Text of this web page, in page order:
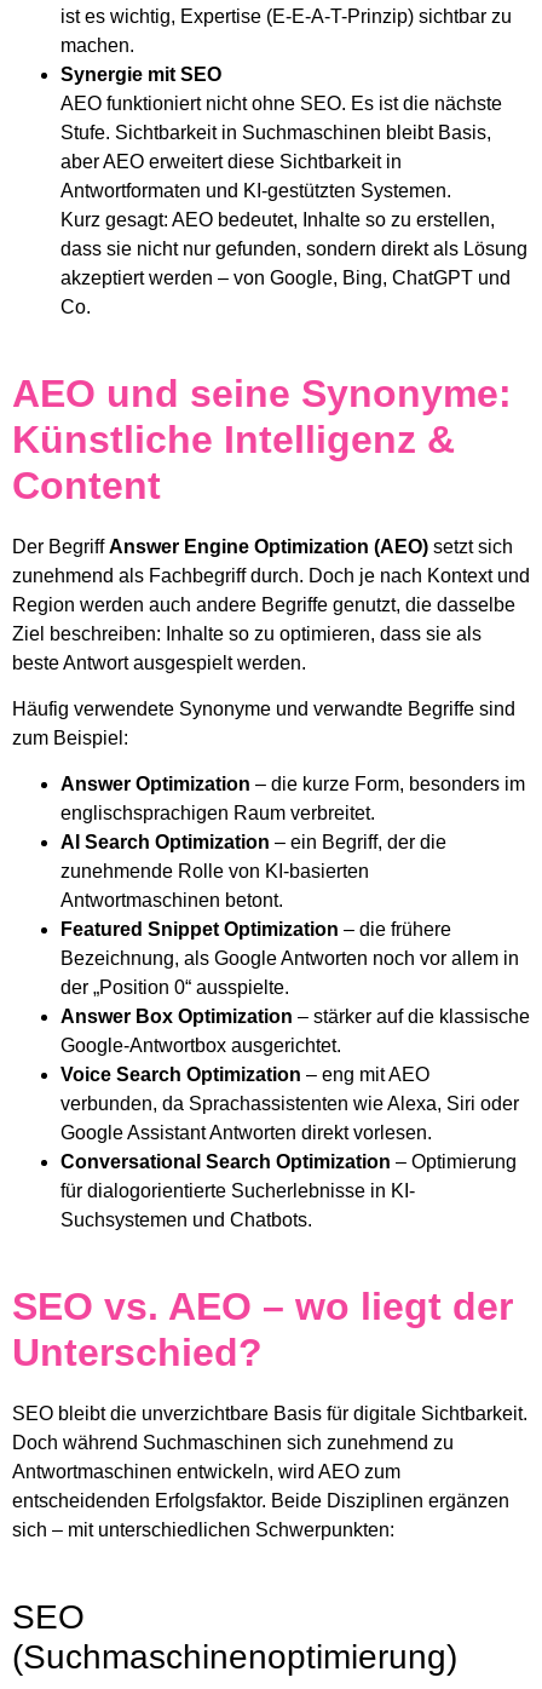
ist es wichtig, Expertise (E-E-A-T-Prinzip) sichtbar zu
machen.
Synergie mit SEO
AEO funktioniert nicht ohne SEO. Es ist die nächste
Stufe. Sichtbarkeit in Suchmaschinen bleibt Basis,
aber AEO erweitert diese Sichtbarkeit in
Antwortformaten und KI-gestützten Systemen.
Kurz gesagt: AEO bedeutet, Inhalte so zu erstellen,
dass sie nicht nur gefunden, sondern direkt als Lösung
akzeptiert werden – von Google, Bing, ChatGPT und
Co.
AEO und seine Synonyme:
Künstliche Intelligenz &
Content
Der BegriffAnswer Engine Optimization (AEO) setzt sich
zunehmend als Fachbegriff durch. Doch je nach Kontext und
Region werden auch andere Begriffe genutzt, die dasselbe
Ziel beschreiben: Inhalte so zu optimieren, dass sie als
beste Antwort ausgespielt werden.
Häufig verwendete Synonyme und verwandte Begriffe sind
zum Beispiel:
Answer Optimization – die kurze Form, besonders im
englischsprachigen Raum verbreitet.
AI Search Optimization – ein Begriff, der die
zunehmende Rolle von KI-basierten
Antwortmaschinen betont.
Featured Snippet Optimization – die frühere
Bezeichnung, als Google Antworten noch vor allem in
der „Position 0“ ausspielte.
Answer Box Optimization – stärker auf die klassische
Google-Antwortbox ausgerichtet.
Voice Search Optimization – eng mit AEO
verbunden, da Sprachassistenten wie Alexa, Siri oder
Google Assistant Antworten direkt vorlesen.
Conversational Search Optimization – Optimierung
für dialogorientierte Sucherlebnisse in KI-
Suchsystemen und Chatbots.
SEO vs. AEO – wo liegt der
Unterschied?
SEO bleibt die unverzichtbare Basis für digitale Sichtbarkeit.
Doch während Suchmaschinen sich zunehmend zu
Antwortmaschinen entwickeln, wird AEO zum
entscheidenden Erfolgsfaktor. Beide Disziplinen ergänzen
sich – mit unterschiedlichen Schwerpunkten:
SEO
(Suchmaschinenoptimierung)